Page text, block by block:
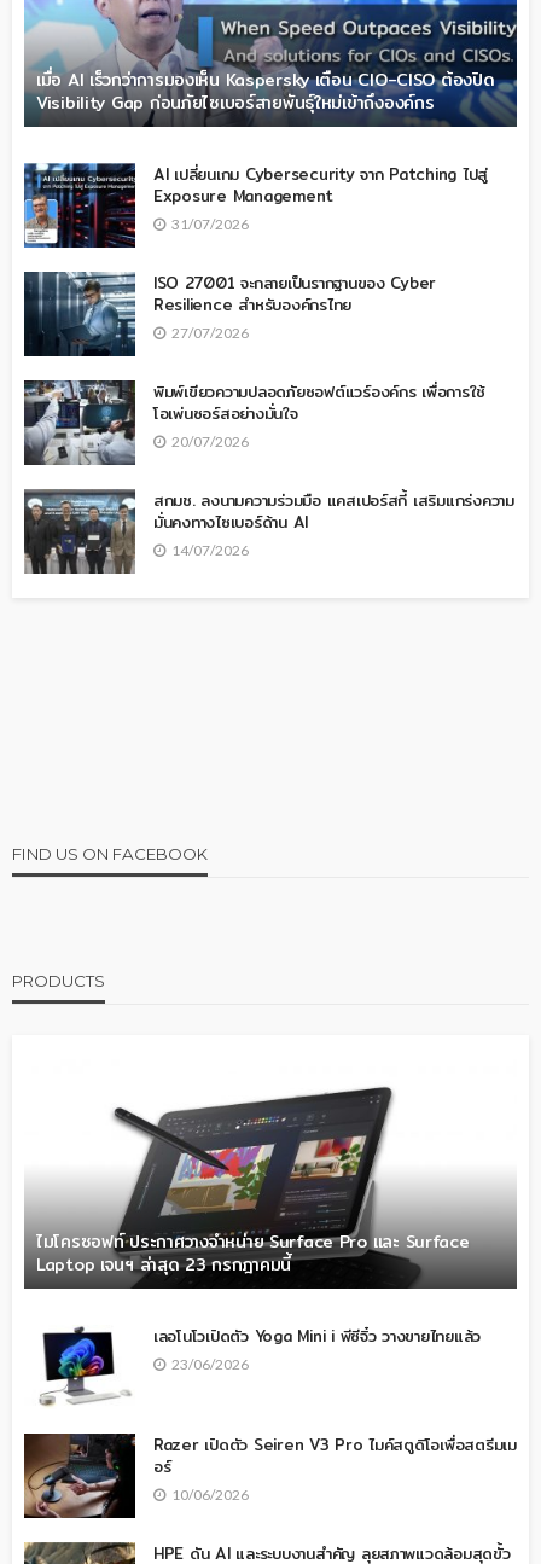
เมื่อ AI เร็วกว่าการมองเห็น Kaspersky เตือน CIO-CISO ต้องปิด
Visibility Gap ก่อนภัยไซเบอร์สายพันธุ์ใหม่เข้าถึงองค์กร
AI เปลี่ยนเกม Cybersecurity จาก Patching ไปสู่
Exposure Management
31/07/2026
ISO 27001 จะกลายเป็นรากฐานของ Cyber
Resilience สำหรับองค์กรไทย
27/07/2026
พิมพ์เขียวความปลอดภัยซอฟต์แวร์องค์กร เพื่อการใช้
โอเพ่นซอร์สอย่างมั่นใจ
20/07/2026
สกมช. ลงนามความร่วมมือ แคสเปอร์สกี้ เสริมแกร่งความ
มั่นคงทางไซเบอร์ด้าน AI
14/07/2026
FIND US ON FACEBOOK
PRODUCTS
ไมโครซอฟท์ ประกาศวางจำหน่าย Surface Pro และ Surface
Laptop เจนฯ ล่าสุด 23 กรกฎาคมนี้
เลอโนโวเปิดตัว Yoga Mini i พีซีจิ๋ว วางขายไทยแล้ว
23/06/2026
Razer เปิดตัว Seiren V3 Pro ไมค์สตูดิโอเพื่อสตรีมเม
อร์
10/06/2026
HPE ดัน AI และระบบงานสำคัญ ลุยสภาพแวดล้อมสุดขั้ว